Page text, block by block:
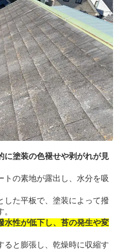
に塗装の色褪せや剥がれが見
トの素地が露出し、水分を吸
した平板で、塗装によって撥
水性が低下し、苔の発生や変
ると膨張し、乾燥時に収縮す